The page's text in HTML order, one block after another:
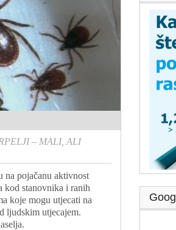
– MALI, ALI
na pojačanu aktivnost
kod stanovnika i ranih
koje mogu utjecati na
ljudskim utjecajem.